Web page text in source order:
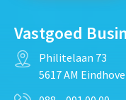
Vastgoed
Philitelaan 73
5617 AM